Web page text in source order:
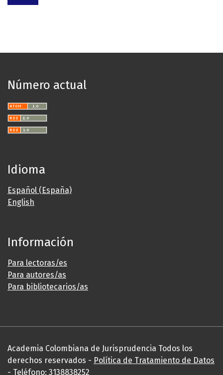
Número actual
Idioma
Español (España)
English
Información
Para lectoras/es
Para autores/as
Para bibliotecarios/as
Academia Colombiana de Jurisprudencia Todos los
derechos reservados - Política de Tratamiento de Datos
- Teléfono: 3138838252